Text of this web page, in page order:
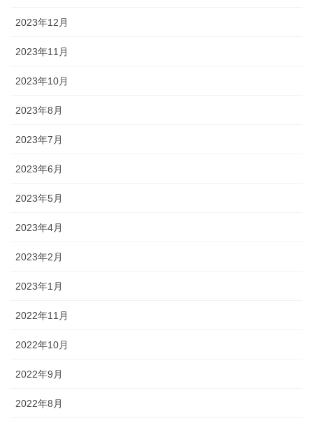
2023年12月
2023年11月
2023年10月
2023年8月
2023年7月
2023年6月
2023年5月
2023年4月
2023年2月
2023年1月
2022年11月
2022年10月
2022年9月
2022年8月